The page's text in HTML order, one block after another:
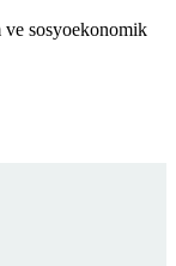
ve sosyoekonomik